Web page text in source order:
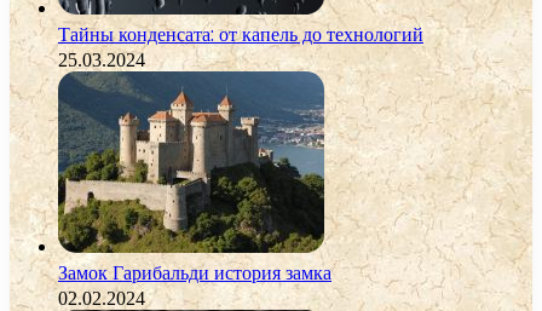
Тайны конденсата: от капель до технологий
25.03.2024
Замок Гарибальди история замка
02.02.2024